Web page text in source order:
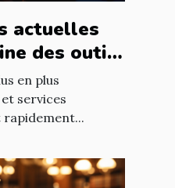
actuelles
des outils
en plus
services
rapidement...